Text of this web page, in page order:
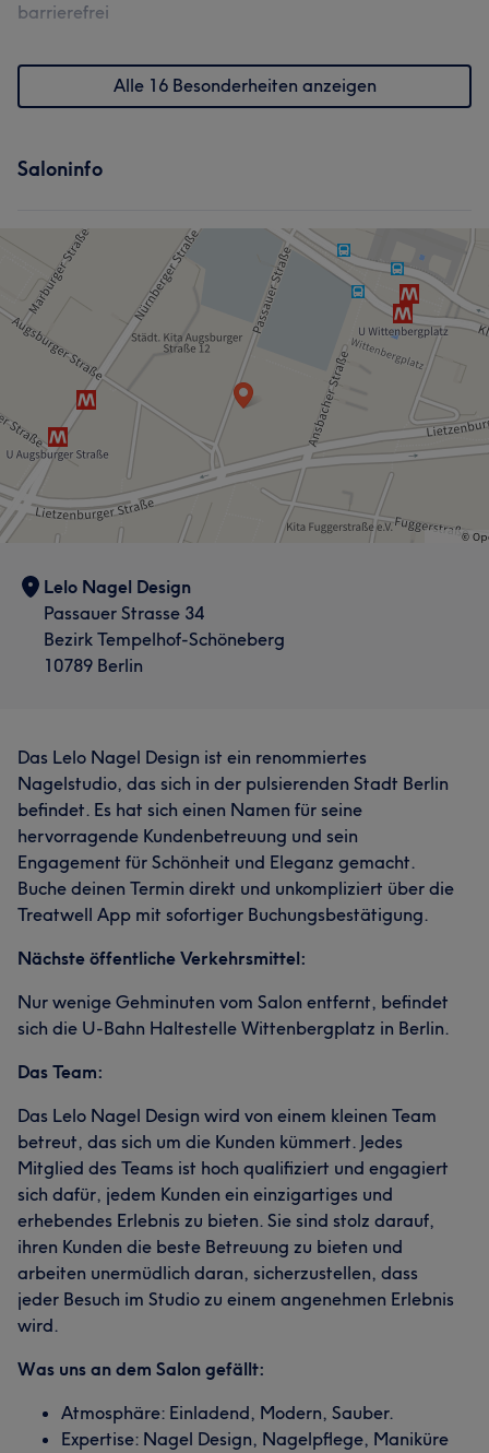
barrierefrei
Alle 16 Besonderheiten anzeigen
Saloninfo
Lelo Nagel Design
Passauer Strasse 34
Bezirk Tempelhof-Schöneberg
10789 Berlin
Das Lelo Nagel Design ist ein renommiertes
Nagelstudio, das sich in der pulsierenden Stadt Berlin
befindet. Es hat sich einen Namen für seine
hervorragende Kundenbetreuung und sein
Engagement für Schönheit und Eleganz gemacht.
Buche deinen Termin direkt und unkompliziert über die
Treatwell App mit sofortiger Buchungsbestätigung.
Nächste öffentliche Verkehrsmittel:
Nur wenige Gehminuten vom Salon entfernt, befindet
sich die U-Bahn Haltestelle Wittenbergplatz in Berlin.
Das Team:
Das Lelo Nagel Design wird von einem kleinen Team
betreut, das sich um die Kunden kümmert. Jedes
Mitglied des Teams ist hoch qualifiziert und engagiert
sich dafür, jedem Kunden ein einzigartiges und
erhebendes Erlebnis zu bieten. Sie sind stolz darauf,
ihren Kunden die beste Betreuung zu bieten und
arbeiten unermüdlich daran, sicherzustellen, dass
jeder Besuch im Studio zu einem angenehmen Erlebnis
wird.
Was uns an dem Salon gefällt:
Atmosphäre: Einladend, Modern, Sauber.
Expertise: Nagel Design, Nagelpflege, Maniküre